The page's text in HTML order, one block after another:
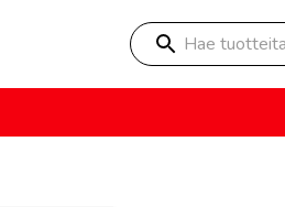
Hae tuotteita